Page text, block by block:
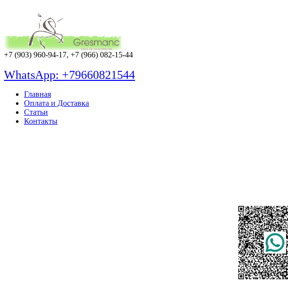
+7 (903) 960-94-17, +7 (966) 082-15-44
WhatsApp: +79660821544
Главная
Оплата и Доставка
Статьи
Контакты